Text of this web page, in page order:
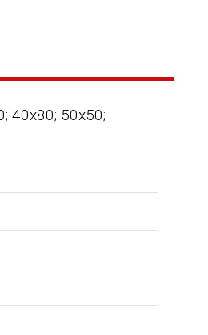
40х80; 50х50;